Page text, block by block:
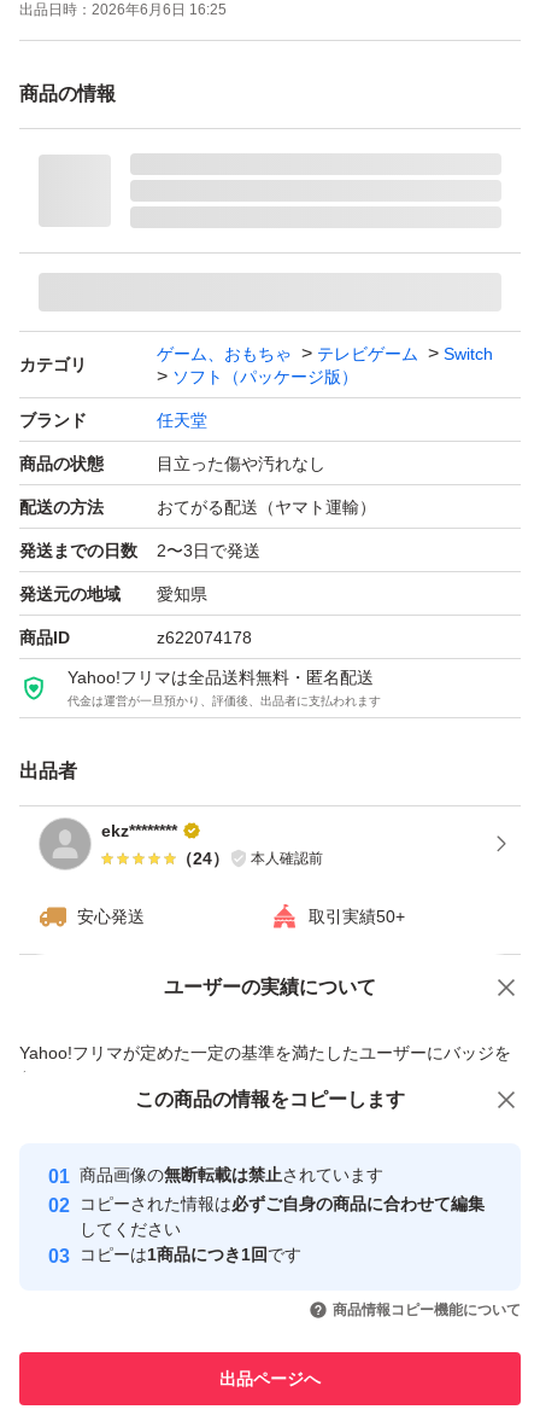
出品日時： 2026年6月6日 16:25
商品の情報
カテゴリ
ゲーム、おもちゃ テレビゲーム
Switch
ソフト（パッケージ版）
ブランド 任天堂
商品の状態 目立った傷や汚れなし
配送の方法 おてがる配送（ヤマト運輸）
発送までの日数 2〜3日で発送
発送元の地域 愛知県
商品ID z622074178
Yahoo!フリマは全品送料無料・匿名配送
代金は運営が一旦預かり、評価後、出品者に支払われます
出品者
ekz********
（24） 本人確認前
安心発送 取引実績50+
ユーザーの実績について
Yahoo!フリマが定めた一定の基準を満たしたユーザーにバッジを
付与しています
安心取引出品者
心・安全なユーザーです
取引実績
引を完了させた実績があります
での取引実績があります
価格の相談 商品への質問
この商品の情報をコピーします
商品画像の無断転載は禁止されています
コピーされた情報は必ずご自身の商品に合わせて編集
してください
コピーは1商品につき1回です
商品情報コピー機能について
出品ページへ
この商品をみている人にオススメ